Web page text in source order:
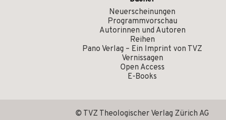
Neuerscheinungen
Programmvorschau
Autorinnen und Autoren
Reihen
Pano Verlag – Ein Imprint von TVZ
Vernissagen
Open Access
E-Books
© TVZ Theologischer Verlag Zürich AG